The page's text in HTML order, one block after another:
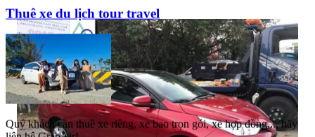
Thuê xe du lịch tour travel
Quý khách cần thuê xe riêng, xe bao trọn gói, xe hợp đồng..., hãy